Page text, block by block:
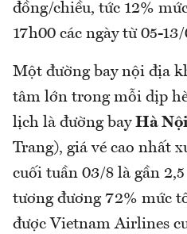
đồng/chiều, tức 12%
17h00 các ngày từ 05-13/
Một đường bay nội địa
tâm lớn trong mỗi dịp
lịch là đường bay Hà
Trang), giá vé cao nhất
cuối tuần 03/8 là gần
tương đương 72% mức
được Vietnam Airlines